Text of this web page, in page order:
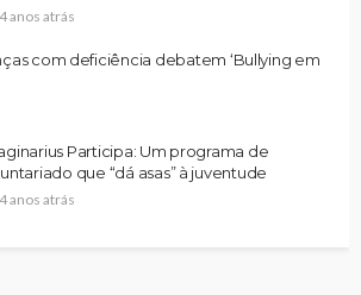
4 anos atrás
com deficiência debatem ‘Bullying em
Participa: Um programa de
que “dá asas” à juventude
4 anos atrás